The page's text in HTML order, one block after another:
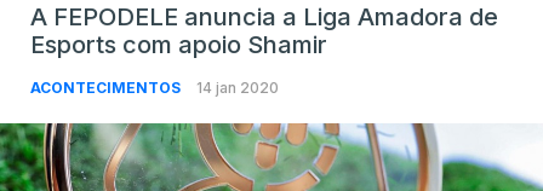
A FEPODELE anuncia a Liga Amadora de
Esports com apoio Shamir
ACONTECIMENTOS 14 jan 2020